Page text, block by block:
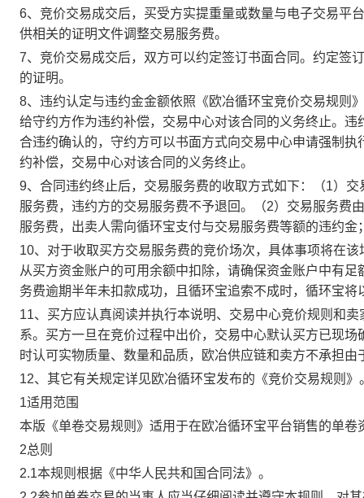
6、竞价交易成交后，买受方实提重量或数量与电子交易平
供相关的证明文件调整交易服务费。
7、竞价交易成交后，双方可以约定签订书面合同。约定签
的证明。
8、违约认定与违约金金额依照《欧冶循环宝竞价交易规则
给守约方作为违约补偿，交易中心对该合同的义务终止。
合违约确认的，守约方可以书面方式向交易中心申请强制
约补偿，交易中心对该合同的义务终止。
9、合同违约终止后，交易服务费的收取方式如下：（1）
服务费，违约方的交易服务费不予退回。（2）交易服务费
服务费，出卖人需向循环宝支付与交易服务费等额的违约
10、对于收取买方交易服务费的竞价场次，具体事项将在
从买方资金账户的可用余额中扣除，请确保资金账户中有
务费逾期半年未扣款成功，且循环宝追索不成时，循环宝将
11、买方应认真阅读并执行本说明、交易中心竞价规则和
系。买方一旦在竞价过程中出价，交易中心默认买方已现
时认可实物质量、数量和品质，欧冶供应链和卖方不承担由
12、其它有关规定详见欧冶循环宝发布的《竞价交易规则》
1适用范围
本版《单卷交易规则》适用于在欧冶循环宝平台销售的单卷
2总则
2.1本规则根据《中华人民共和国合同法》。